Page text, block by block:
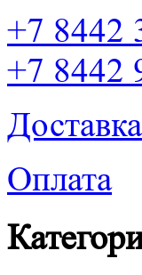
+7 8442
+7 8442
Доставка
Оплата